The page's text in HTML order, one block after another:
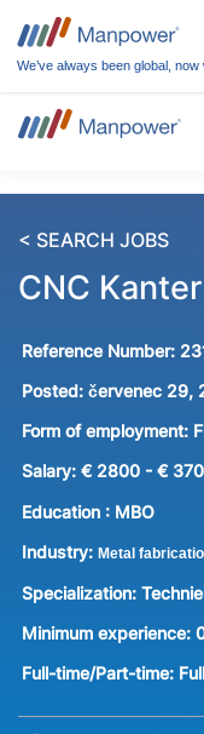
We’ve always been global, now
< SEARCH JOBS
CNC
Reference Number:
Posted: červenec 29,
Form of employment:
Salary: € 2800 - €
Education : MBO
Industry: Metal
Specialization:
Minimum experience:
Full-time/Part-time: